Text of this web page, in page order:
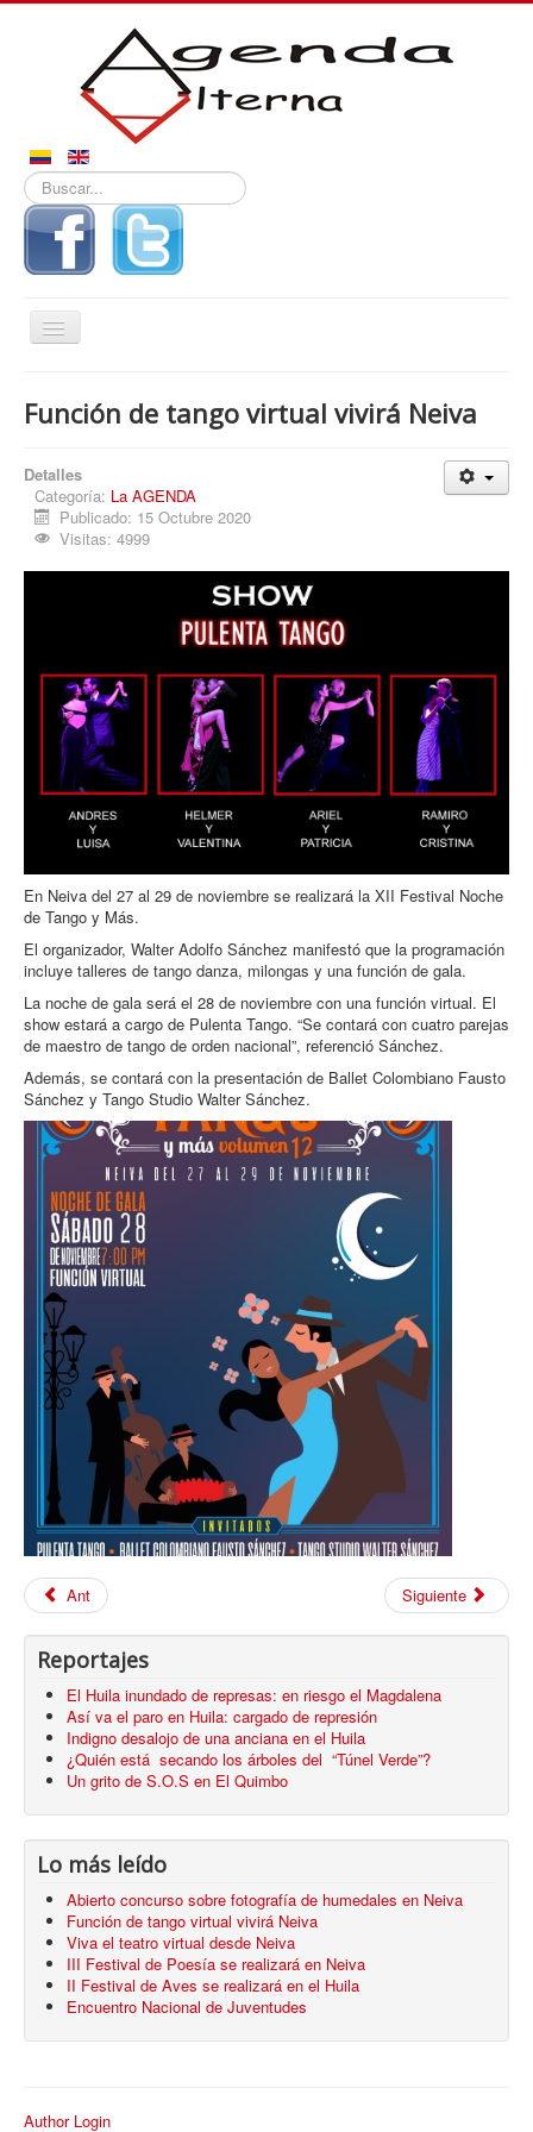
Buscar...
Alternar
navegación
Noticias
Derechos
Reportajes
Procesos
Multimedia
La Agenda
Función de tango virtual vivirá Neiva
Detalles
Categoría: La AGENDA
Publicado: 15 Octubre 2020
Visitas: 4999
En Neiva del 27 al 29 de noviembre se realizará la XII Festival Noche
de Tango y Más.
El organizador, Walter Adolfo Sánchez manifestó que la programación
incluye talleres de tango danza, milongas y una función de gala.
La noche de gala será el 28 de noviembre con una función virtual. El
show estará a cargo de Pulenta Tango. “Se contará con cuatro parejas
de maestro de tango de orden nacional”, referenció Sánchez.
Además, se contará con la presentación de Ballet Colombiano Fausto
Sánchez y Tango Studio Walter Sánchez.
Ant Siguiente
Reportajes
El Huila inundado de represas: en riesgo el Magdalena
Así va el paro en Huila: cargado de represión
Indigno desalojo de una anciana en el Huila
¿Quién está secando los árboles del “Túnel Verde”?
Un grito de S.O.S en El Quimbo
Lo más leído
Abierto concurso sobre fotografía de humedales en Neiva
Función de tango virtual vivirá Neiva
Viva el teatro virtual desde Neiva
III Festival de Poesía se realizará en Neiva
II Festival de Aves se realizará en el Huila
Encuentro Nacional de Juventudes
Author Login